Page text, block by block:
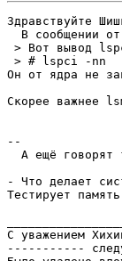
Здравствуйте
В сообщении
> Вот вывод
> # lspci -nn
Он от ядра не
Скорее важнее
--
А ещё говорят
- Что делает
Тестирует
С уважением
-----------